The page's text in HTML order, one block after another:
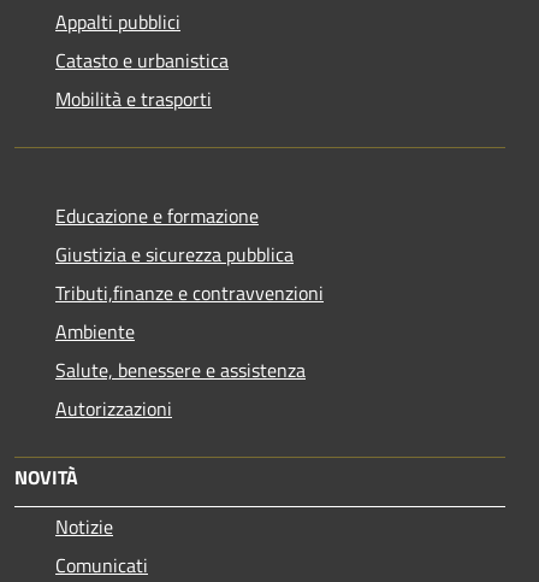
Appalti pubblici
Catasto e urbanistica
Mobilità e trasporti
Educazione e formazione
Giustizia e sicurezza pubblica
Tributi,finanze e contravvenzioni
Ambiente
Salute, benessere e assistenza
Autorizzazioni
NOVITÀ
Notizie
Comunicati